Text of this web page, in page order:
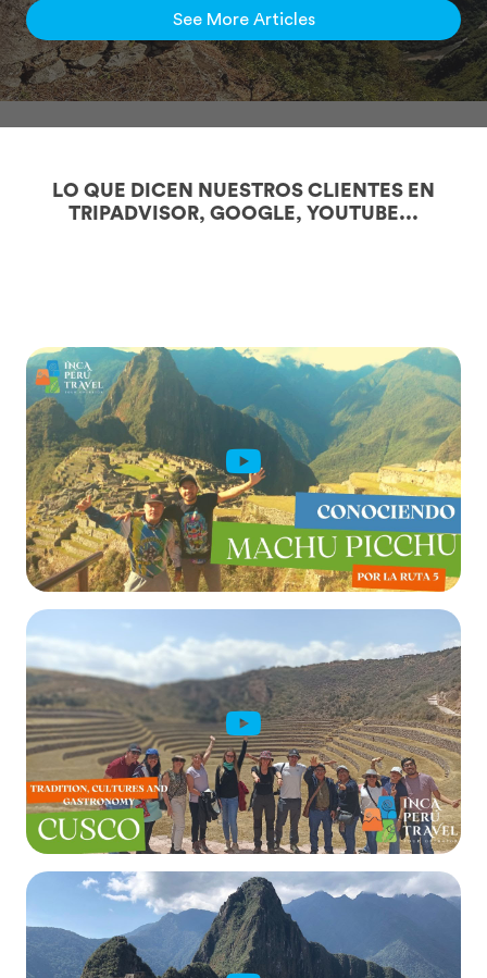
See More Articles
LO QUE DICEN NUESTROS CLIENTES EN
TRIPADVISOR, GOOGLE, YOUTUBE...